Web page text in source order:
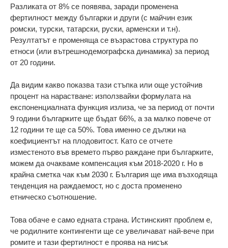
Разликата от 8% се появява, заради променена
фертилност между българки и други (с майчин език
ромски, турски, татарски, руски, арменски и т.н).
Резултатът е променяща се възрастова структура по
етноси (или вътрешнодемографска динамика) за период
от 20 години.
Да видим какво показва тази стъпка или още устойчив
процент на нарастване: използвайки формулата на
експоненциалната функция излиза, че за период от почти
9 години българките ще бъдат 66%, а за малко повече от
12 години те ще са 50%. Това именно се дължи на
коефициентът на плодовитост. Като се отчете
изместеното във времето първо раждане при българките,
можем да очакваме компенсация към 2018-2020 г. Но в
крайна сметка чак към 2030 г. България ще има възходяща
тенденция на раждаемост, но с доста променено
етническо съотношение.
Това обаче е само едната страна. Истинският проблем е,
че родилните контингенти ще се увеличават най-вече при
ромите и тази фертилност е проява на нисък